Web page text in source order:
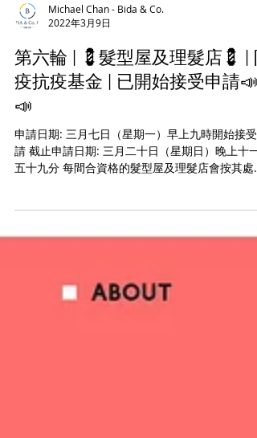
Michael Chan - Bida & Co.
2022年3月9日
第六輪 | 💈髮型屋及理髮店💈 |
疫抗疫基金 | 已開始接受申請📣
📣
申請日期: 三月七日（星期一）早上九時開始接受
五十九分 每間合資格的髮型屋及理髮店會按其處所